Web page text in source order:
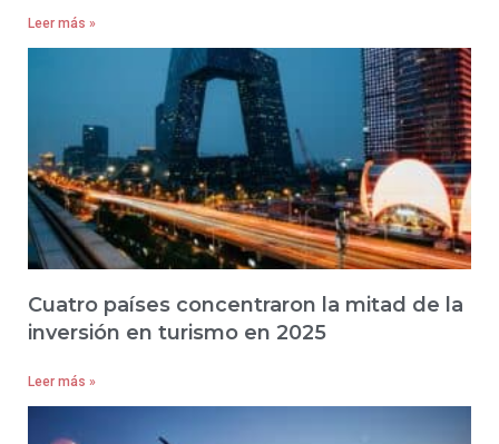
Leer más »
Cuatro países concentraron la mitad de la
inversión en turismo en 2025
Leer más »